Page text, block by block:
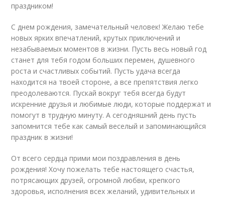
праздником!
С днем рождения, замечательный человек! Желаю тебе
новых ярких впечатлений, крутых приключений и
незабываемых моментов в жизни. Пусть весь новый год
станет для тебя годом больших перемен, душевного
роста и счастливых событий. Пусть удача всегда
находится на твоей стороне, а все препятствия легко
преодолеваются. Пускай вокруг тебя всегда будут
искренние друзья и любимые люди, которые поддержат и
помогут в трудную минуту. А сегодняшний день пусть
запомнится тебе как самый веселый и запоминающийся
праздник в жизни!
От всего сердца прими мои поздравления в день
рождения! Хочу пожелать тебе настоящего счастья,
потрясающих друзей, огромной любви, крепкого
здоровья, исполнения всех желаний, удивительных и